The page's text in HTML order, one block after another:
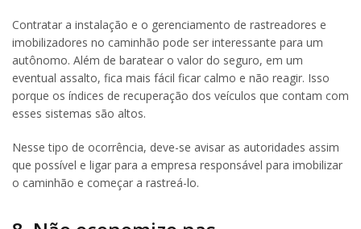
Contratar a instalação e o gerenciamento de rastreadores e
imobilizadores no caminhão pode ser interessante para um
autônomo. Além de baratear o valor do seguro, em um
eventual assalto, fica mais fácil ficar calmo e não reagir. Isso
porque os índices de recuperação dos veículos que contam com
esses sistemas são altos.
Nesse tipo de ocorrência, deve-se avisar as autoridades assim
que possível e ligar para a empresa responsável para imobilizar
o caminhão e começar a rastreá-lo.